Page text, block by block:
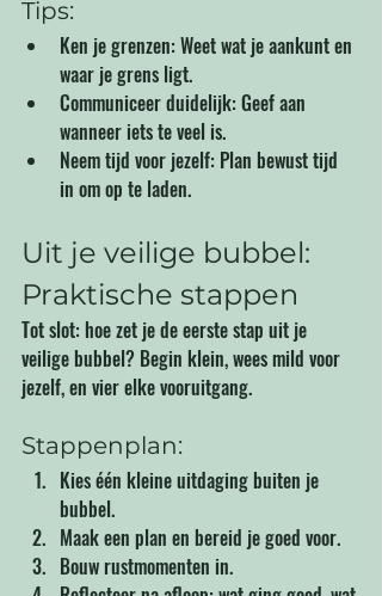
Tips:
Ken je grenzen: Weet wat je aankunt en
waar je grens ligt.
Communiceer duidelijk: Geef aan
wanneer iets te veel is.
Neem tijd voor jezelf: Plan bewust tijd
in om op te laden.
Uit je veilige bubbel:
Praktische stappen
Tot slot: hoe zet je de eerste stap uit je
veilige bubbel? Begin klein, wees mild voor
jezelf, en vier elke vooruitgang.
Stappenplan:
Kies één kleine uitdaging buiten je
bubbel.
Maak een plan en bereid je goed voor.
Bouw rustmomenten in.